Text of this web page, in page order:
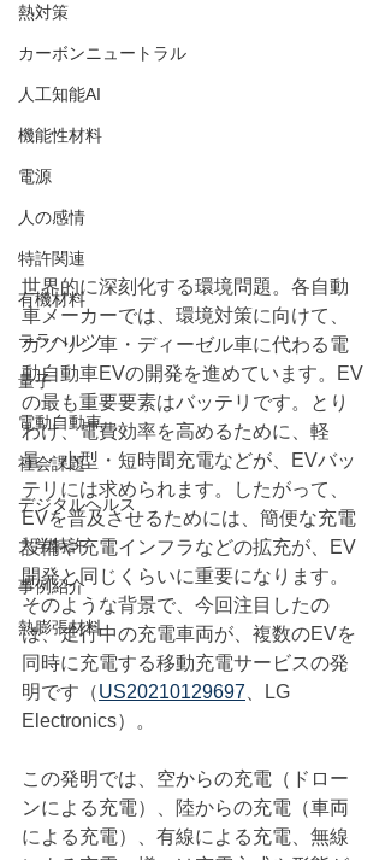
熱対策
カーボンニュートラル
人工知能AI
機能性材料
電源
人の感情
特許関連
有機材料
テラヘルツ
量子
電動自動車
社会課題
デジタルヘルス
大学特許
事例紹介
熱膨張材料
世界的に深刻化する環境問題。各自動
車メーカーでは、環境対策に向けて、
ガソリン車・ディーゼル車に代わる電
動自動車EVの開発を進めています。EV
の最も重要要素はバッテリです。とり
わけ、電費効率を高めるために、軽
量・小型・短時間充電などが、EVバッ
テリには求められます。したがって、
EVを普及させるためには、簡便な充電
設備や充電インフラなどの拡充が、EV
開発と同じくらいに重要になります。
そのような背景で、今回注目したの
は、走行中の充電車両が、複数のEVを
同時に充電する移動充電サービスの発
明です（US20210129697 、LG
Electronics）。
この発明では、空からの充電（ドロー
ンによる充電）、陸からの充電（車両
による充電）、有線による充電、無線